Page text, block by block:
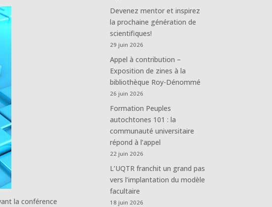
la conférence
Devenez mentor et inspirez
la prochaine génération de
scientifiques!
29 juin 2026
Appel à contribution –
Exposition de zines à la
bibliothèque Roy-Dénommé
26 juin 2026
Formation Peuples
autochtones 101 : la
communauté universitaire
répond à l’appel
22 juin 2026
L’UQTR franchit un grand pas
vers l’implantation du modèle
facultaire
18 juin 2026